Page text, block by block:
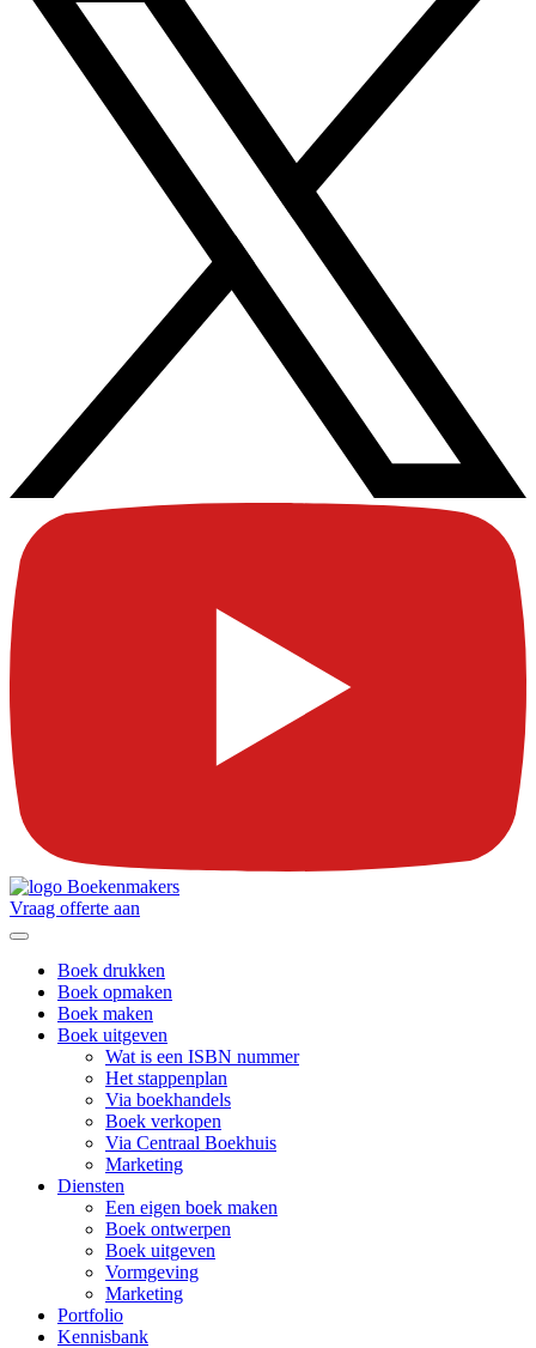
Vraag offerte aan
Boek drukken
Boek opmaken
Boek maken
Boek uitgeven
Wat is een ISBN nummer
Het stappenplan
Via boekhandels
Boek verkopen
Via Centraal Boekhuis
Marketing
Diensten
Een eigen boek maken
Boek ontwerpen
Boek uitgeven
Vormgeving
Marketing
Portfolio
Kennisbank